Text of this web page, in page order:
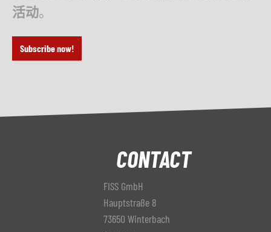
活动。
Subscribe now!
CONTACT
FISS GmbH
Hauptstraße 8
73650 Winterbach